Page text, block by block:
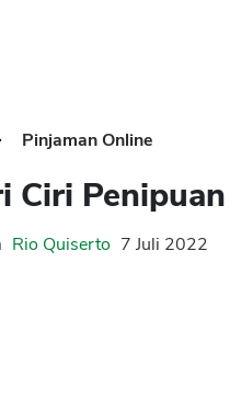
Pinjaman Online
Ciri
Rio Quiserto 7 Juli 2022